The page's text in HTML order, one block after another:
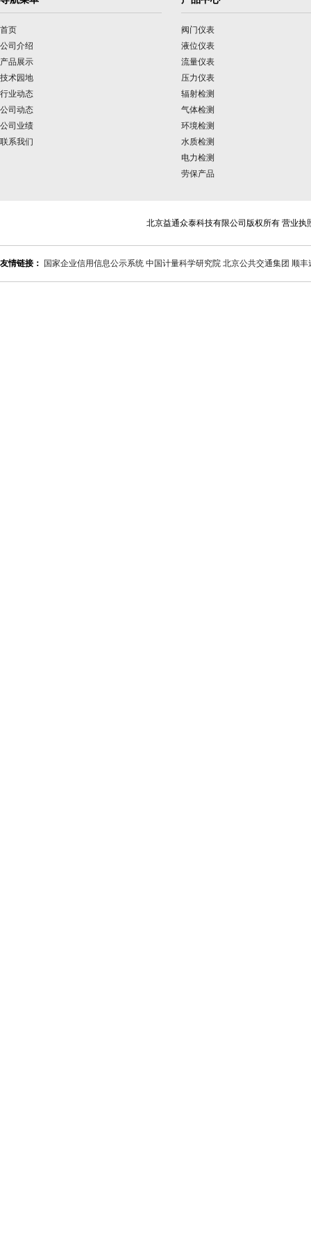
首页
公司介绍
产品展示
技术园地
行业动态
公司动态
公司业绩
联系我们
阀门仪表
液位仪表
流量仪表
压力仪表
辐射检测
气体检测
环境检测
水质检测
电力检测
劳保产品
北京益通众泰科技有限公司版权所有 营业执
友情链接： 国家企业信用信息公示系统 中国计量科学研究院 北京公共交通集团 顺丰